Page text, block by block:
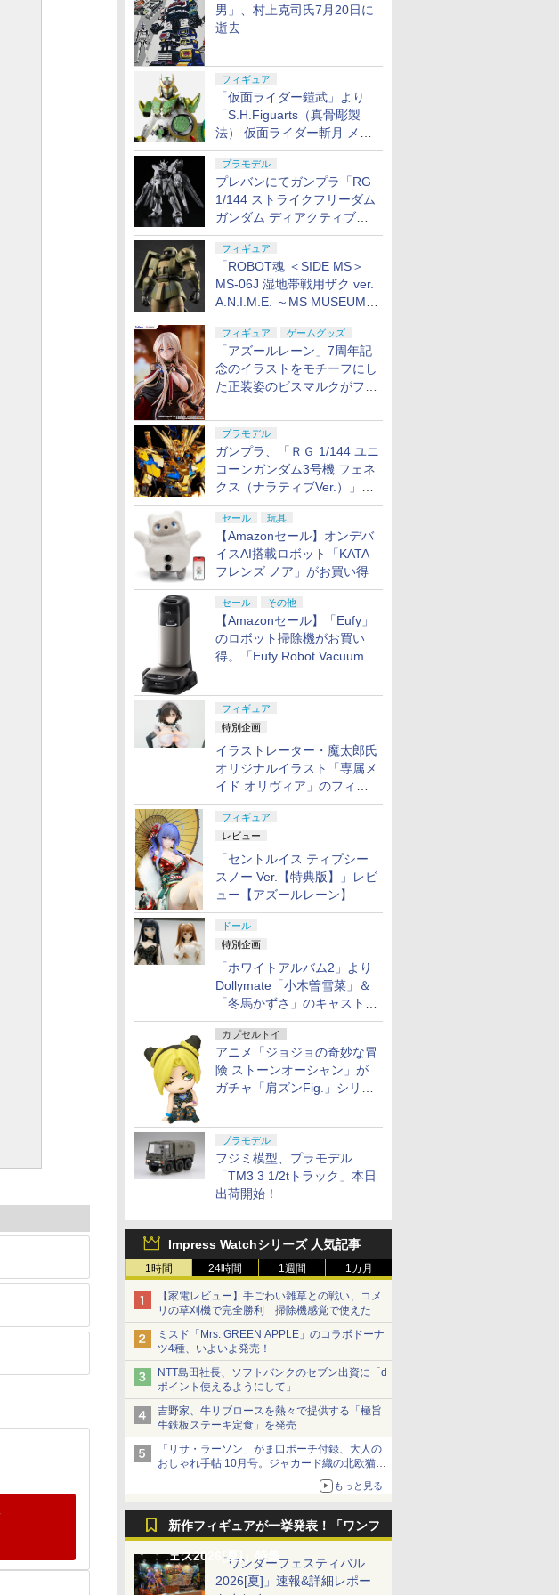
男」、村上克司氏7月20日に
逝去
フィギュア
「仮面ライダー鎧武」より
「S.H.Figuarts（真骨彫製
法） 仮面ライダー斬月 メロ
ンアームズ」がプレバンにて
8月7日16時から予約開始！
プラモデル
プレバンにてガンプラ「RG
1/144 ストライクフリーダム
ガンダム ディアクティブモ
ード」の再販分が8月7日11
時より予約開始！
フィギュア
「ROBOT魂 ＜SIDE MS＞
MS-06J 湿地帯戦用ザク ver.
A.N.I.M.E. ～MS MUSEUM
～」がプレバンにて8月7日
16時より予約開始！
フィギュア ゲームグッズ
「アズールレーン」7周年記
念のイラストをモチーフにし
た正装姿のビスマルクがフィ
プラモデル
ガンプラ、「ＲＧ 1/144 ユニ
コーンガンダム3号機 フェネ
クス（ナラティブVer.）」
と、「ＨＧ 1/144 ガンダムエ
アマスターバースト」再販
セール 玩具
【Amazonセール】オンデバ
イスAI搭載ロボット「KATA
フレンズ ノア」がお買い得
セール その他
【Amazonセール】「Eufy」
のロボット掃除機がお買い
得。「Eufy Robot Vacuum
フィギュア
特別企画
イラストレーター・魔太郎氏
オリジナルイラスト「専属メ
イド オリヴィア」のフィギ
ュア彩色原型が東京フィギュ
アギャラリーにて展示中
フィギュア
レビュー
「セントルイス ティプシー
スノー Ver.【特典版】」レビ
ュー【アズールレーン】
ドール
特別企画
「ホワイトアルバム2」より
Dollymate「小木曽雪菜」＆
「冬馬かずさ」のキャストド
ール実物見本が東京フィギュ
アギャラリーにて展示中
カプセルトイ
アニメ「ジョジョの奇妙な冒
険 ストーンオーシャン」が
ガチャ「肩ズンFig.」シリー
プラモデル
フジミ模型、プラモデル
「TM3 3 1/2tトラック」本日
出荷開始！
Impress Watchシリーズ 人気記事
1時間 24時間 1週間 1カ月
【家電レビュー】手ごわい雑草との戦い、コメ
リの草刈機で完全勝利 掃除機感覚で使えた
ミスド「Mrs. GREEN APPLE」のコラボドーナ
ツ4種、いよいよ発売！
NTT島田社長、ソフトバンクのセブン出資に「d
ポイント使えるようにして」
吉野家、牛リブロースを熱々で提供する「極旨
牛鉄板ステーキ定食」を発売
「リサ・ラーソン」がま口ポーチ付録、大人の
おしゃれ手帖 10月号。ジャカード織の北欧猫デ
もっと見る
新作フィギュアが一挙発表！「ワンフ
ェス2026[夏]」特集「ワンダーフェスティバル
2026[夏]」速報&詳細レポー